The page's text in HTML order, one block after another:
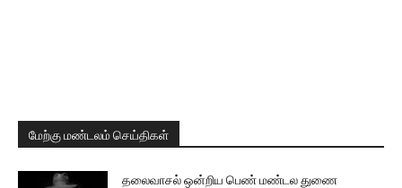
மேற்கு மண்டலம் செய்திகள்
தலைவாசல் ஒன்றிய பெண் மண்டல துணை